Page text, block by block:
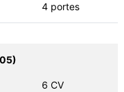
4 portes
6 CV